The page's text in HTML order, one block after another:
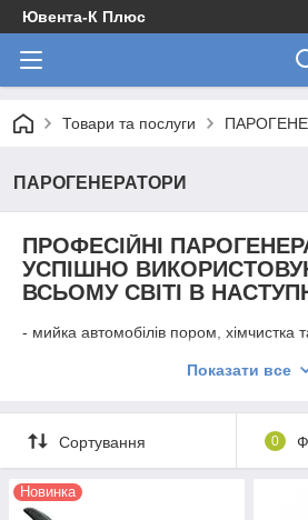
Ювента-К Плюс
Товари та послуги
ПАРОГЕНЕРАТОРИ
ПРОФЕСІЙНІ
УСПІШНО
ВСЬОМУ СВІТІ В
- мийка автомобілів пором, хімчистка
готелі);
- медичні заклади (клініки, лікарні,
засобів);
- чищення парою будь-якого
промисловість) і т. д.
Показати все
Сортування 0
Новинка